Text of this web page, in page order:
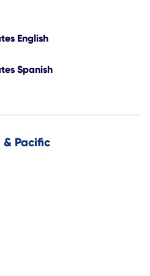
English
Spanish
& Pacific